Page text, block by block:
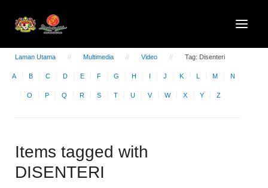
Laman Utama Multimedia Video Tag: Disenteri
A B C D E F G H I J K L M N
O P Q R S T U V W X Y Z
Items tagged with
DISENTERI